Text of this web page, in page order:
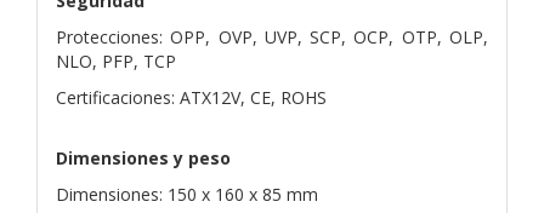
Protecciones: OPP, OVP, UVP, SCP, OCP, OTP, OLP,
NLO, PFP, TCP
Certificaciones: ATX12V, CE, ROHS
Dimensiones y peso
Dimensiones: 150 x 160 x 85 mm